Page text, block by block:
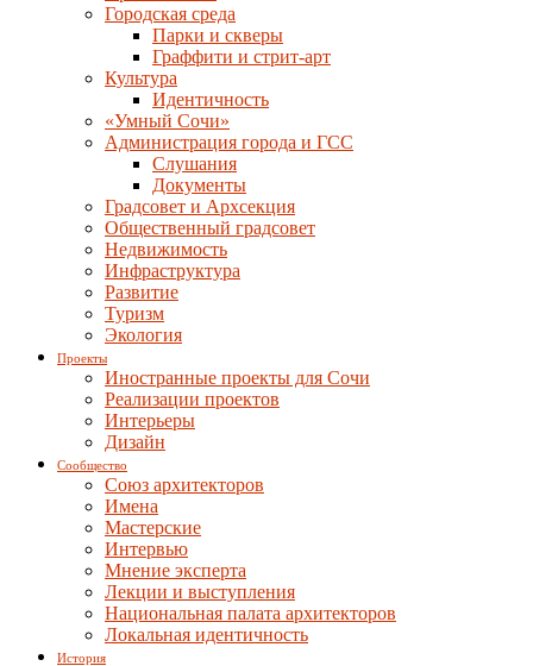
Городская среда
Парки и скверы
Граффити и стрит-арт
Культура
Идентичность
«Умный Сочи»
Администрация города и ГСС
Слушания
Документы
Градсовет и Архсекция
Общественный градсовет
Недвижимость
Инфраструктура
Развитие
Туризм
Экология
Проекты
Иностранные проекты для Сочи
Реализации проектов
Интерьеры
Дизайн
Сообщество
Союз архитекторов
Имена
Мастерские
Интервью
Мнение эксперта
Лекции и выступления
Национальная палата архитекторов
Локальная идентичность
История